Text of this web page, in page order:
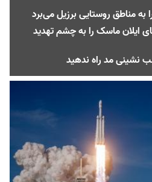
به مناطق روستایی برزیل می‌برد
ایلان ماسک را به چشم تهدید
نشینی مد راه ندهید